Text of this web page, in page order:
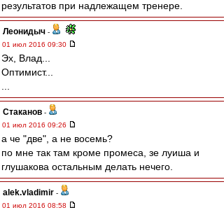
результатов при надлежащем тренере.
Леонидыч -
01 июл 2016 09:30
Эх, Влад...
Оптимист...
Cтаканов -
01 июл 2016 09:26
а че "две", а не восемь?
по мне так там кроме промеса, зе луиша и
глушакова остальным делать нечего.
alek.vladimir -
01 июл 2016 08:58